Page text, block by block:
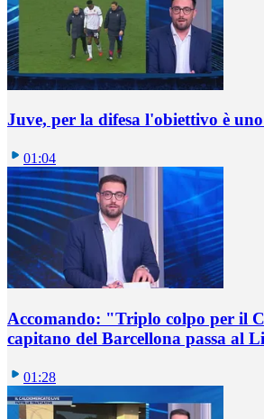
Juve, per la difesa l'obiettivo è
01:04
Accomando: "Triplo colpo per il
capitano del Barcellona passa al
01:28